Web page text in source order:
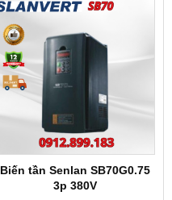
Biến tần Senlan SB70G0.75
3p 380V